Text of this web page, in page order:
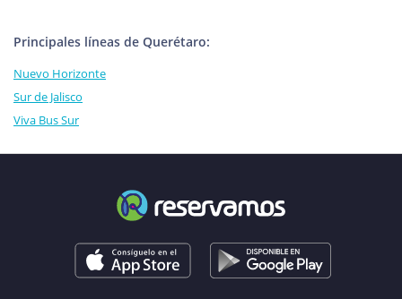
Principales líneas de Querétaro:
Nuevo Horizonte
Sur de Jalisco
Viva Bus Sur